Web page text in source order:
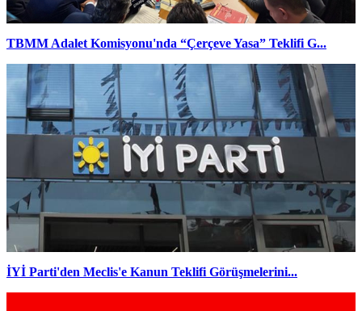
TBMM Adalet Komisyonu'nda “Çerçeve Yasa” Teklifi G...
İYİ Parti'den Meclis'e Kanun Teklifi Görüşmelerini...